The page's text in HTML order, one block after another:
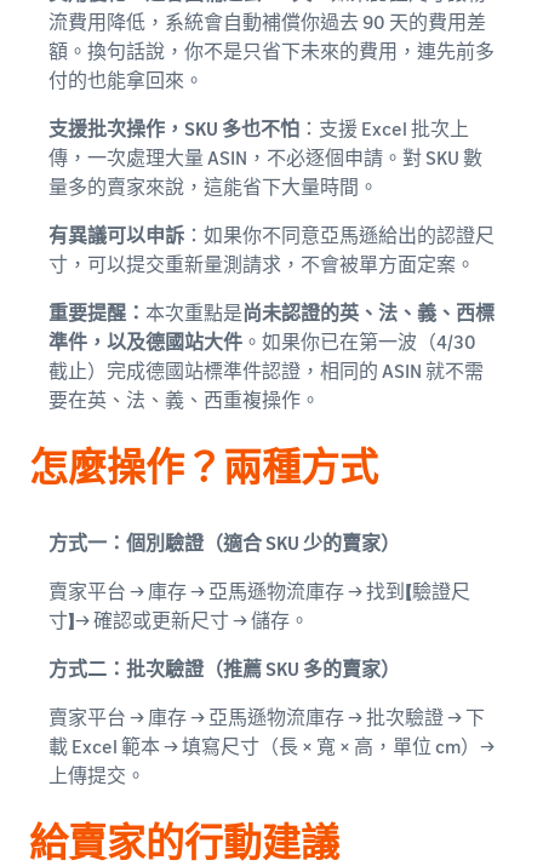
流費用降低，系統會自動補償你過去 90 天的費用差
額。換句話說，你不是只省下未來的費用，連先前多
付的也能拿回來。
支援批次操作，SKU 多也不怕 ：支援 Excel 批次上
傳，一次處理大量 ASIN，不必逐個申請。對 SKU 數
量多的賣家來說，這能省下大量時間。
有異議可以申訴 ：如果你不同意亞馬遜給出的認證尺
寸，可以提交重新量測請求，不會被單方面定案。
重要提醒： 本次重點是尚未認證的英、法、義、西標
準件，以及德國站大件 。如果你已在第一波（4/30
截止）完成德國站標準件認證，相同的 ASIN 就不需
要在英、法、義、西重複操作。
怎麼操作？兩種方式
方式一：個別驗證（適合 SKU 少的賣家）
賣家平台 → 庫存 → 亞馬遜物流庫存 → 找到【驗證尺
寸】→ 確認或更新尺寸 → 儲存。
方式二：批次驗證（推薦 SKU 多的賣家）
賣家平台 → 庫存 → 亞馬遜物流庫存 → 批次驗證 → 下
載 Excel 範本 → 填寫尺寸（長 × 寬 × 高，單位 cm）→
上傳提交。
給賣家的行動建議